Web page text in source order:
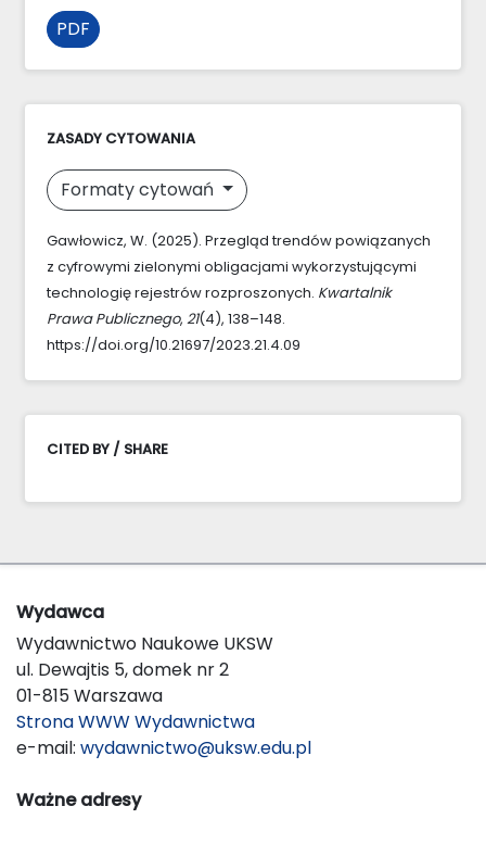
PDF
ZASADY CYTOWANIA
Formaty cytowań
Gawłowicz, W. (2025). Przegląd trendów powiązanych
z cyfrowymi zielonymi obligacjami wykorzystującymi
technologię rejestrów rozproszonych. Kwartalnik
Prawa Publicznego, 21(4), 138–148.
https://doi.org/10.21697/2023.21.4.09
CITED BY / SHARE
Wydawca
Wydawnictwo Naukowe UKSW
ul. Dewajtis 5, domek nr 2
01-815 Warszawa
Strona WWW Wydawnictwa
e-mail: wydawnictwo@uksw.edu.pl
Ważne adresy